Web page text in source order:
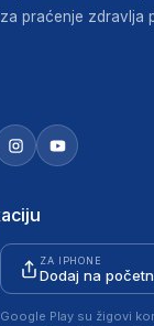
praćenje zdravlja
ZA IPHONE
Dodaj na
Play su žigovi